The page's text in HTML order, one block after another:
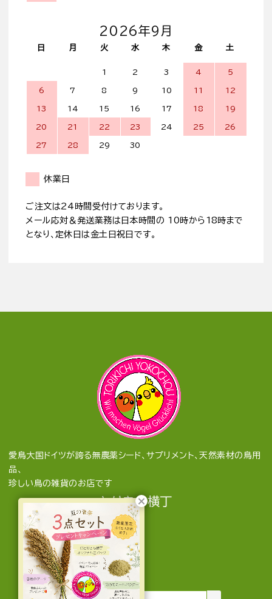
2026年9月
日 月 火 水 木 金 土
1 2 3 4 5
6 7 8 9 10 11 12
13 14 15 16 17 18 19
20 21 22 23 24 25 26
27 28 29 30
休業日
ご注文は24時間受付けております。
メール応対＆発送業務は日本時間の 10時から18時まで
となり、定休日は金土日祝日です。
愛鳥大国ドイツが誇る無農薬シード、サプリメント、天然素材の鳥用
品、
珍しい鳥の雑貨のお店です
とりきち横丁